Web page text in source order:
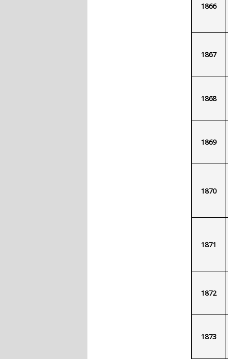
1866
1867
1868
1869
1870
1871
1872
1873